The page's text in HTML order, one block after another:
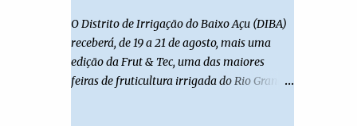
O Distrito de Irrigação do Baixo Açu (DIBA)
receberá, de 19 a 21 de agosto, mais uma
edição da Frut & Tec, uma das maiores
feiras de fruticultura irrigada do Rio Grande